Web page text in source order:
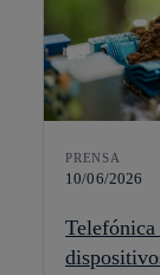
PRENSA
10/06/2026